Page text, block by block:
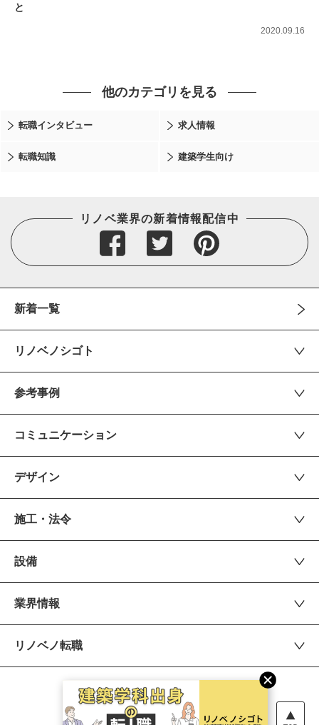
と
2020.09.16
他のカテゴリを見る
転職インタビュー 求人情報
転職知識 建築学生向け
リノベ業界の新着情報配信中
新着一覧
リノベノシゴト
参考事例
コミュニケーション
デザイン
施工・法令
設備
業界情報
リノベノ転職